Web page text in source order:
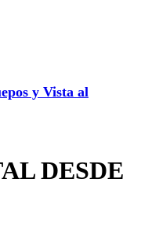
y Vista al
DESDE